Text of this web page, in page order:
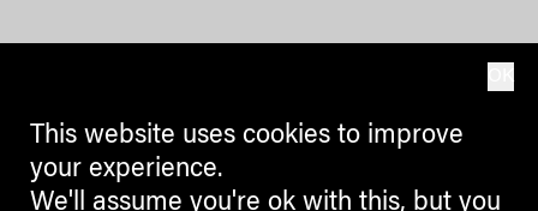
This website uses cookies to improve
your experience.
We'll assume you're ok with this, but you